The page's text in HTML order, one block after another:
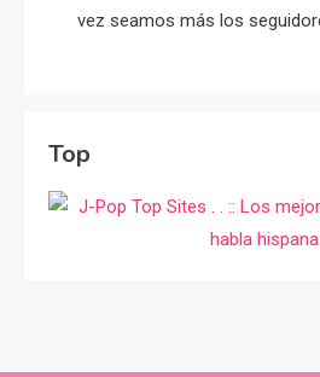
vez seamos más los
Top